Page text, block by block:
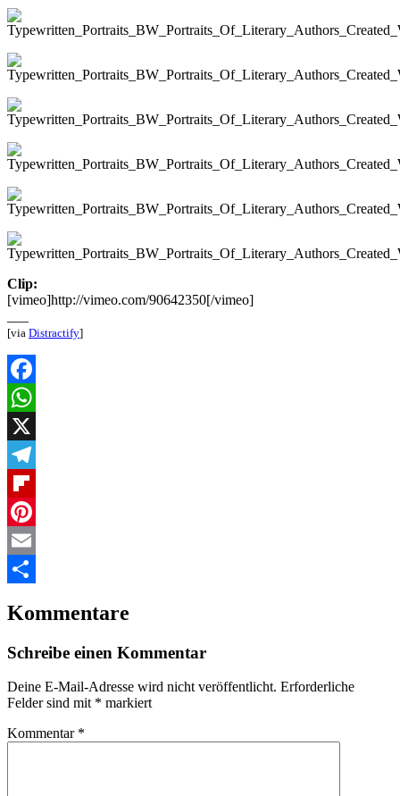
Clip:
[vimeo]http://vimeo.com/90642350[/vimeo]
[via Distractify]
Facebook
WhatsApp
X
Telegram
Flipboard
Pinterest
Email
Kommentare
Schreibe einen Kommentar
Deine E-Mail-Adresse wird nicht veröffentlicht. Erforderliche
Felder sind mit * markiert
Kommentar *